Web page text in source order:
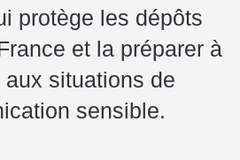
protège les dépôts
et la préparer à
situations de
sensible.